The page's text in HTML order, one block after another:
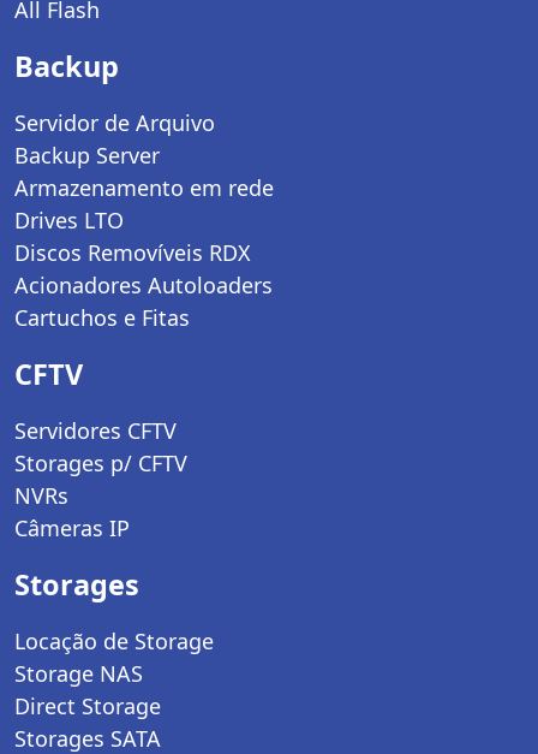
All Flash
Backup
Servidor de Arquivo
Backup Server
Armazenamento em rede
Drives LTO
Discos Removíveis RDX
Acionadores Autoloaders
Cartuchos e Fitas
CFTV
Servidores CFTV
Storages p/ CFTV
NVRs
Câmeras IP
Storages
Locação de Storage
Storage NAS
Direct Storage
Storages SATA